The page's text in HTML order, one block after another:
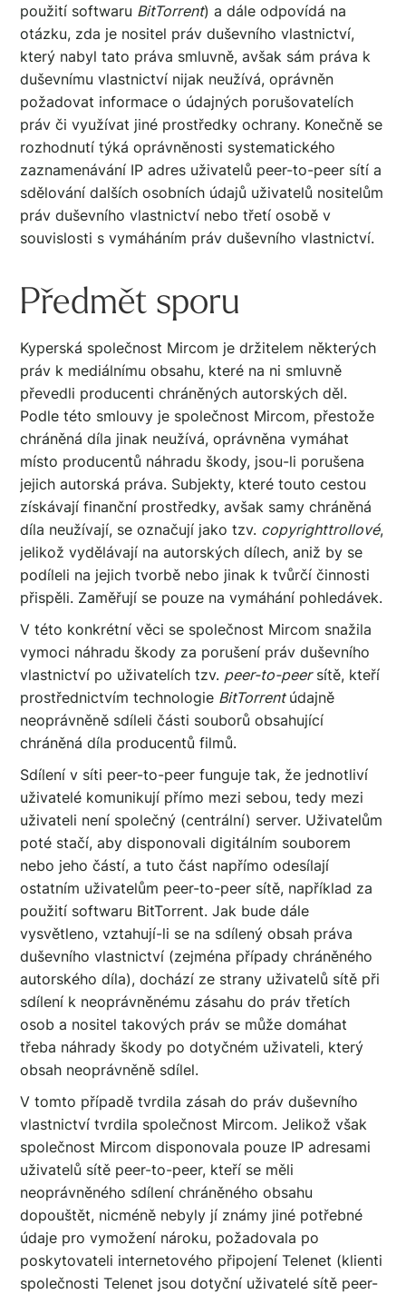
použití softwaru BitTorrent) a dále odpovídá na
otázku, zda je nositel práv duševního vlastnictví,
který nabyl tato práva smluvně, avšak sám práva k
duševnímu vlastnictví nijak neužívá, oprávněn
požadovat informace o údajných porušovatelích
práv či využívat jiné prostředky ochrany. Konečně se
rozhodnutí týká oprávněnosti systematického
zaznamenávání IP adres uživatelů peer-to-peer sítí a
sdělování dalších osobních údajů uživatelů nositelům
práv duševního vlastnictví nebo třetí osobě v
souvislosti s vymáháním práv duševního vlastnictví.
Předmět sporu
Kyperská společnost Mircom je držitelem některých
práv k mediálnímu obsahu, které na ni smluvně
převedli producenti chráněných autorských děl.
Podle této smlouvy je společnost Mircom, přestože
chráněná díla jinak neužívá, oprávněna vymáhat
místo producentů náhradu škody, jsou-li porušena
jejich autorská práva. Subjekty, které touto cestou
získávají finanční prostředky, avšak samy chráněná
díla neužívají, se označují jako tzv. copyrighttrollové,
jelikož vydělávají na autorských dílech, aniž by se
podíleli na jejich tvorbě nebo jinak k tvůrčí činnosti
přispěli. Zaměřují se pouze na vymáhání pohledávek.
V této konkrétní věci se společnost Mircom snažila
vymoci náhradu škody za porušení práv duševního
vlastnictví po uživatelích tzv. peer-to-peersítě, kteří
prostřednictvím technologie BitTorrent údajně
neoprávněně sdíleli části souborů obsahující
chráněná díla producentů filmů.
Sdílení v síti peer-to-peer funguje tak, že jednotliví
uživatelé komunikují přímo mezi sebou, tedy mezi
uživateli není společný (centrální) server. Uživatelům
poté stačí, aby disponovali digitálním souborem
nebo jeho částí, a tuto část napřímo odesílají
ostatním uživatelům peer-to-peer sítě, například za
použití softwaru BitTorrent. Jak bude dále
vysvětleno, vztahují-li se na sdílený obsah práva
duševního vlastnictví (zejména případy chráněného
autorského díla), dochází ze strany uživatelů sítě při
sdílení k neoprávněnému zásahu do práv třetích
osob a nositel takových práv se může domáhat
třeba náhrady škody po dotyčném uživateli, který
obsah neoprávněně sdílel.
V tomto případě tvrdila zásah do práv duševního
vlastnictví tvrdila společnost Mircom. Jelikož však
společnost Mircom disponovala pouze IP adresami
uživatelů sítě peer-to-peer, kteří se měli
neoprávněného sdílení chráněného obsahu
dopouštět, nicméně nebyly jí známy jiné potřebné
údaje pro vymožení nároku, požadovala po
poskytovateli internetového připojení Telenet (klienti
společnosti Telenet jsou dotyční uživatelé sítě peer-